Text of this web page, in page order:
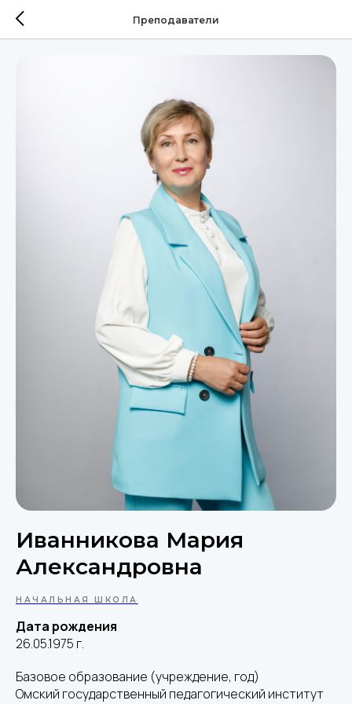
Преподаватели
Иванникова Мария
Александровна
НАЧАЛЬНАЯ ШКОЛА
Дата рождения
26.05.1975 г.
Базовое образование (учреждение, год)
Омский государственный педагогический институт